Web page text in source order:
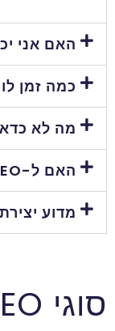
האם אני
כמה זמן
מה לא
האם ל-SEO יש עתיד?
מדוע
סוגי SEO לחברות